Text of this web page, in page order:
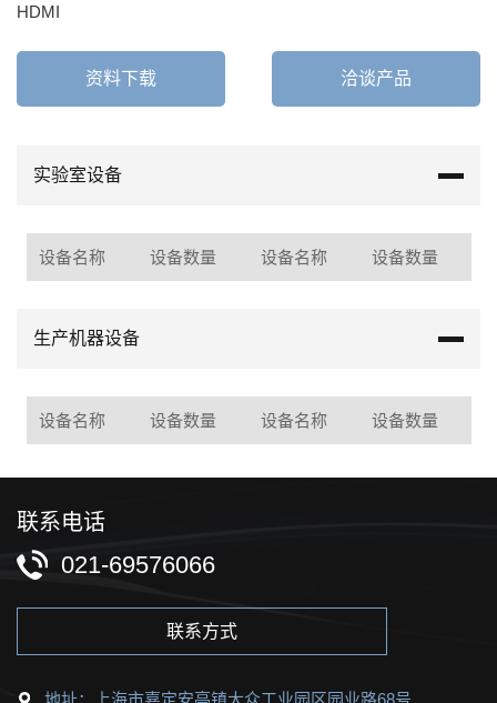
HDMI
资料下载 洽谈产品
实验室设备
设备名称 设备数量 设备名称 设备数量
生产机器设备
设备名称 设备数量 设备名称 设备数量
联系电话
021-69576066
联系方式
地址：上海市嘉定安亭镇大众工业园区园业路68号